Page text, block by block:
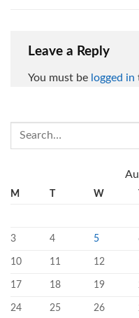
Leave a Reply
You must be logged in
M T W
3 4 5
10 11 12
17 18 19
24 25 26